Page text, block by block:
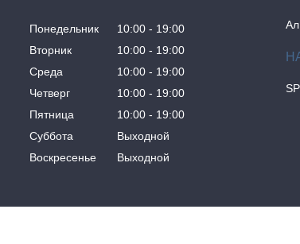
Понедельник 10:00
19:00
Вторник
10:00
19:00
Среда
10:00
19:00
Четверг
10:00
19:00
Пятница
10:00
19:00
Суббота
Выходной
Воскресенье
Выходной